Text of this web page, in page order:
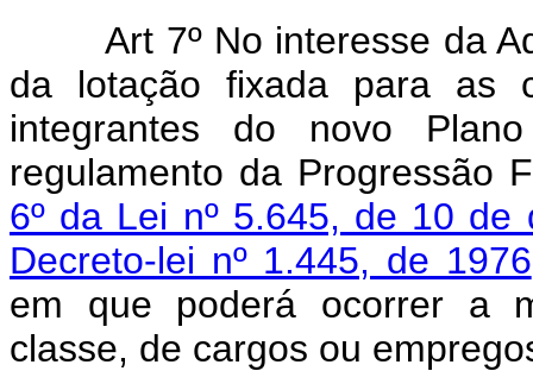
Art 7º No interesse da
da lotação fixada para as
integrantes do novo
regulamento da Progressão
6º da Lei nº 5.645, de 10 de
Decreto-lei nº 1.445, de 1976
em que poderá ocorrer a
classe, de cargos ou